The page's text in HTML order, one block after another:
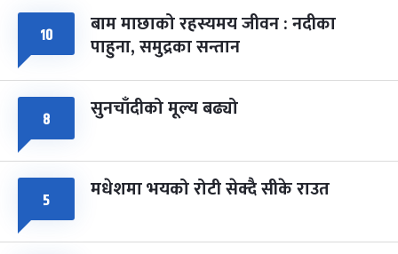
८ फागुपूर्णिमा
चैत्र ८, २०८३-Mar 22, 2027
७ महिना बाँकी
१० बाम माछाको रहस्यमय जीवन : नदीका
पाहुना, समुद्रका सन्तान
८ सुनचाँदीको मूल्य बढ्यो
५ मधेशमा भयको रोटी सेक्दै सीके राउत